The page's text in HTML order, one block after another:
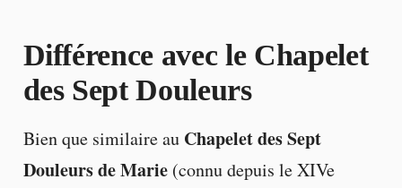
Différence avec le Chapelet
des Sept Douleurs
Bien que similaire au Chapelet des Sept
Douleurs de Marie(connu depuis le XIVe